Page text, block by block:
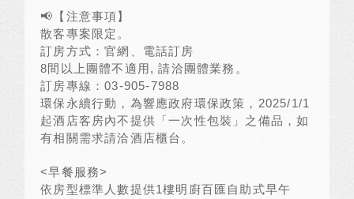
📢 【注意事項】
散客專案限定。
訂房方式：官網、電話訂房
8間以上團體不適用 ,請洽團體業務。
訂房專線：03-905-7988
環保永續行動，為響應政府環保政策， 2025/1/1
起酒店客房內不提供「一次性包裝」之備品，如
有相關需求請洽酒店櫃台。
<早餐服務>
依房型標準人數提供1樓明廚百匯自助式早午